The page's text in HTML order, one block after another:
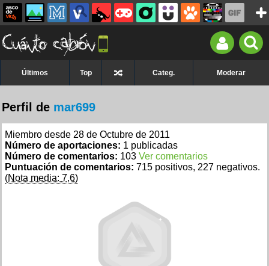
Últimos Top Categ. Moderar
Perfil de mar699
Miembro desde 28 de Octubre de 2011
Número de aportaciones: 1 publicadas
Número de comentarios: 103 Ver comentarios
Puntuación de comentarios: 715 positivos, 227 negativos.
(Nota media: 7,6)